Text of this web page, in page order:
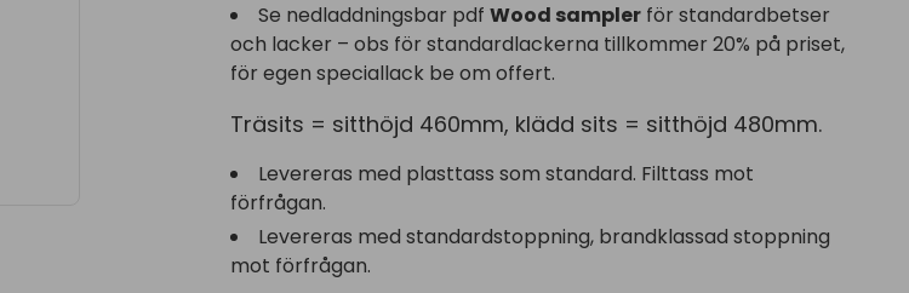
Se nedladdningsbar pdf Wood samplerför standardbetser
och lacker – obs för standardlackerna tillkommer 20% på priset,
för egen speciallack be om offert.
Träsits = sitthöjd 460mm, klädd sits = sitthöjd 480mm.
Levereras med plasttass som standard. Filttass mot
förfrågan.
Levereras med standardstoppning, brandklassad stoppning
mot förfrågan.